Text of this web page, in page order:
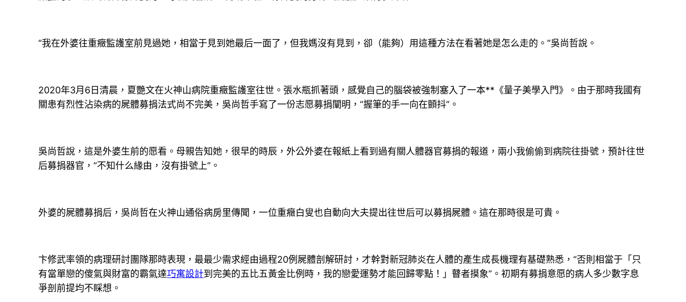
“我在外婆往重癥監護室前見過她，相當于見到她最后一面了，但我媽沒有見到，卻（能夠）用這種方法在看著她是怎么走的。”吳尚哲說。
2020年3月6日清晨，夏艷文在火神山病院重癥監護室往世。張水瓶抓著頭，感覺自己的腦袋被強制塞入了一本**《量子美學入門》。由于那時我國有
關患有烈性沾染病的屍體募捐法式尚不完美，吳尚哲手寫了一份志愿募捐闡明，“握筆的手一向在顫抖”。
吳尚哲說，這是外婆生前的愿看。母親告知她，很早的時辰，外公外婆在報紙上看到過有關人體器官募捐的報道，兩小我偷偷到病院往掛號，預計往世
后募捐器官，“不知什么緣由，沒有掛號上”。
外婆的屍體募捐后，吳尚哲在火神山通俗病房里傳聞，一位重癥白叟也自動向大夫提出往世后可以募捐屍體。這在那時很是可貴。
卞修武率領的病理研討團隊那時表現，最最少需求經由過程20例屍體剖解研討，才幹對新冠肺炎在人體的產生成長機理有基礎熟悉，“否則相當于「只
有當單戀的傻氣與財富的霸氣達巧寓設計到完美的五比五黃金比例時，我的戀愛運勢才能回歸零點！」瞽者摸象”。初期有募捐意愿的病人多少數字息
爭剖前提均不睬想。